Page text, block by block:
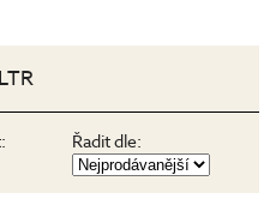
Řadit dle: